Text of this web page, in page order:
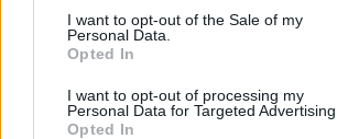
consent section.
I want to opt-out of the Sale of my
Personal Data.
Opted In
I want to opt-out of processing my
Personal Data for Targeted Advertising.
Opted In